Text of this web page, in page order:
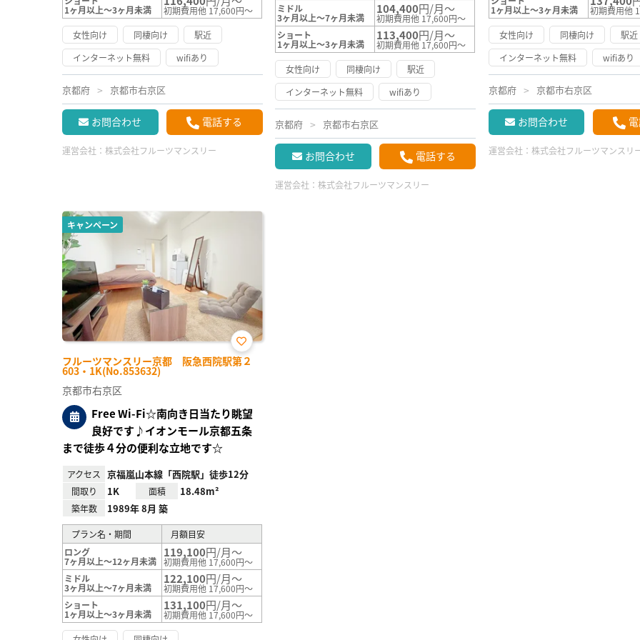
1ヶ月以上～3ヶ月未満
初期費用他 17,600円～
女性向け
同棲向け
駅近
インターネット無料
wifiあり
京都府 京都市右京区
お問合わせ 電話する
運営会社： 株式会社フルーツマンスリー
ミドル
3ヶ月以上～7ヶ月未満
104,400円/月～
初期費用他 17,600円～
ショート
1ヶ月以上～3ヶ月未満
113,400円/月～
初期費用他 17,600円～
女性向け
同棲向け
駅近
インターネット無料
wifiあり
京都府 京都市右京区
お問合わせ 電話する
運営会社：株式会社フルーツマンスリー
1ヶ月以上～3ヶ月未満
初期費用他
女性向け
同棲向け
駅近
インターネット無料
wifiあり
京都府 京都市右京区
お問合わせ
運営会社： 株式会社フルーツマンスリ
キャンペーン
フルーツマンスリー京都 阪急西院駅第２
603・1K(No.853632)
お気
に入
京都市右京区
Free Wi-Fi☆南向き日当たり眺望
良好です♪イオンモール京都五条
まで徒歩４分の便利な立地です☆
アクセス 京福嵐山本線「西院駅」徒歩12分
間取り 1K 面積 18.48m²
築年数 1989年 8月 築
プラン名・期間
月額目安
ロング
7ヶ月以上～12ヶ月未満
119,100円/月～
初期費用他 17,600円～
ミドル
3ヶ月以上～7ヶ月未満
122,100円/月～
初期費用他 17,600円～
ショート
1ヶ月以上～3ヶ月未満
131,100円/月～
初期費用他 17,600円～